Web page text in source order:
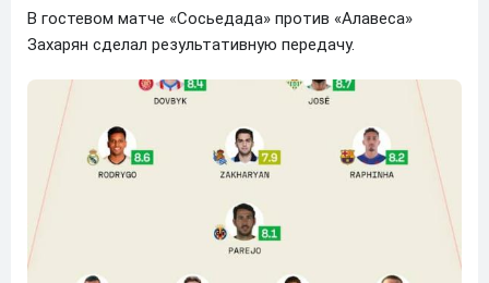
В гостевом матче «Сосьедада» против «Алавеса»
Захарян сделал результативную передачу.